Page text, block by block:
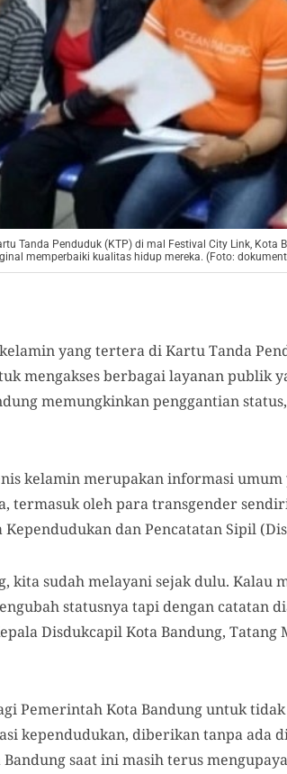
Tanda Penduduk (KTP) di mal Festival City Link, Kota
memperbaiki kualitas hidup mereka. (Foto:
yang tertera di Kartu Tanda
mengakses berbagai layanan publik
memungkinkan penggantian
kelamin merupakan informasi umum
termasuk oleh para transgender
dan Pencatatan Sipil
kita sudah melayani sejak dulu. Kalau
statusnya tapi dengan catatan
Disdukcapil Kota Bandung, Tatang
Pemerintah Kota Bandung untuk
kependudukan, diberikan tanpa ada
saat ini masih terus